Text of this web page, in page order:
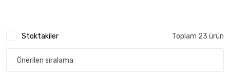
Stoktakiler Toplam 23 ürün